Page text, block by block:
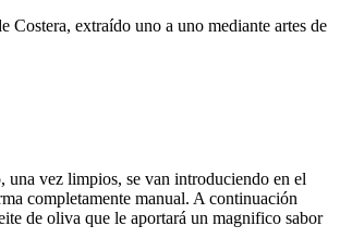
Costera, extraído uno a uno mediante artes de
una vez limpios, se van introduciendo en el
completamente manual. A continuación
de oliva que le aportará un magnifico sabor